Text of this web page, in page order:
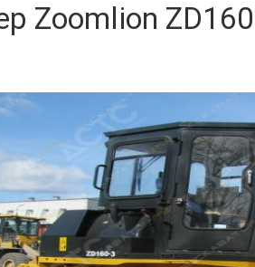
Zoomlion